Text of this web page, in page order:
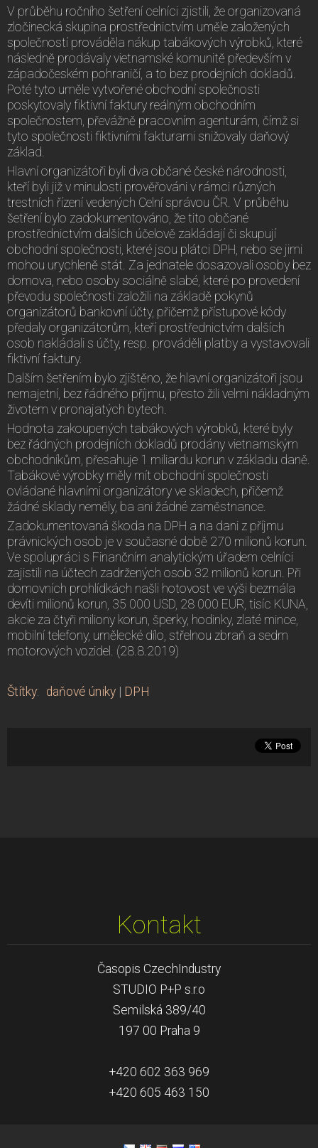
V průběhu ročního šetření celníci zjistili, že organizovaná
zločinecká skupina prostřednictvím uměle založených
společností prováděla nákup tabákových výrobků, které
následně prodávaly vietnamské komunitě především v
západočeském pohraničí, a to bez prodejních dokladů.
Poté tyto uměle vytvořené obchodní společnosti
poskytovaly fiktivní faktury reálným obchodním
společnostem, převážně pracovním agenturám, čímž si
tyto společnosti fiktivními fakturami snižovaly daňový
základ.
Hlavní organizátoři byli dva občané české národnosti,
kteří byli již v minulosti prověřováni v rámci různých
trestních řízení vedených Celní správou ČR. V průběhu
šetření bylo zadokumentováno, že tito občané
prostřednictvím dalších účelově zakládají či skupují
obchodní společnosti, které jsou plátci DPH, nebo se jimi
mohou urychleně stát. Za jednatele dosazovali osoby bez
domova, nebo osoby sociálně slabé, které po provedení
převodu společnosti založili na základě pokynů
organizátorů bankovní účty, přičemž přístupové kódy
předaly organizátorům, kteří prostřednictvím dalších
osob nakládali s účty, resp. prováděli platby a vystavovali
fiktivní faktury.
Dalším šetřením bylo zjištěno, že hlavní organizátoři jsou
nemajetní, bez řádného příjmu, přesto žili velmi nákladným
životem v pronajatých bytech.
Hodnota zakoupených tabákových výrobků, které byly
bez řádných prodejních dokladů prodány vietnamským
obchodníkům, přesahuje 1 miliardu korun v základu daně.
Tabákové výrobky měly mít obchodní společnosti
ovládané hlavními organizátory ve skladech, přičemž
žádné sklady neměly, ba ani žádné zaměstnance.
Zadokumentovaná škoda na DPH a na dani z příjmu
právnických osob je v současné době 270 milionů korun.
Ve spolupráci s Finančním analytickým úřadem celníci
zajistili na účtech zadržených osob 32 milionů korun. Při
domovních prohlídkách našli hotovost ve výši bezmála
devíti milionů korun, 35 000 USD, 28 000 EUR, tisíc KUNA,
akcie za čtyři miliony korun, šperky, hodinky, zlaté mince,
mobilní telefony, umělecké dílo, střelnou zbraň a sedm
motorových vozidel. (28.8.2019)
Štítky: daňové úniky | DPH
Kontakt
Časopis CzechIndustry
STUDIO P+P s.r.o
Semilská 389/40
197 00 Praha 9
+420 602 363 969
+420 605 463 150